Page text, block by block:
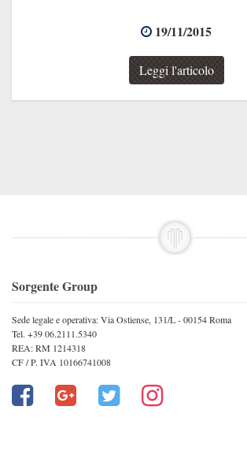
19/11/2015
Leggi l'articolo
Sorgente Group
Sede legale e operativa: Via Ostiense, 131/L - 00154 Roma
Tel. +39 06.2111.5340
REA: RM 1214318
CF / P. IVA 10166741008